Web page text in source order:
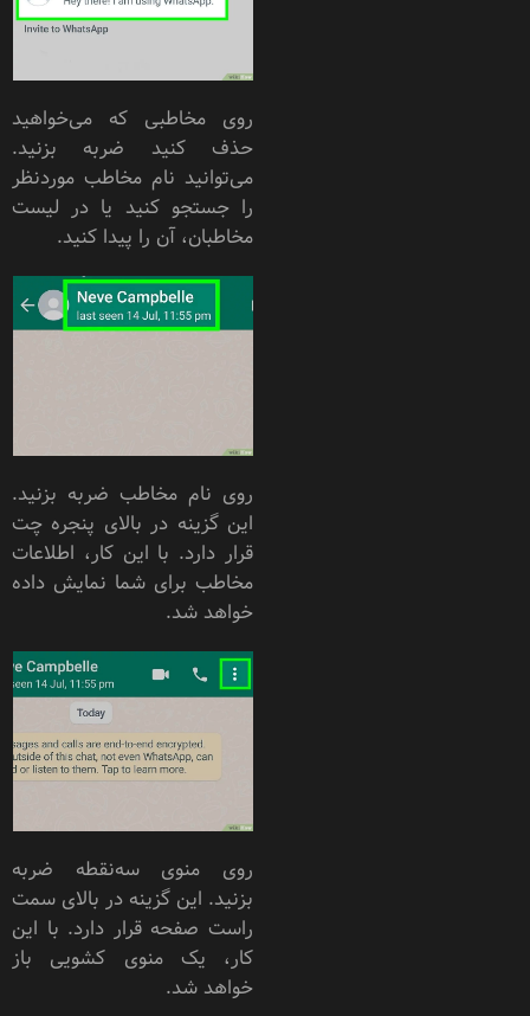
روی مخاطبی که می‌خواهید
حذف کنید ضربه بزنید.
می‌توانید نام مخاطب موردنظر
را جستجو کنید یا در لیست
مخاطبان، آن را پیدا کنید.
روی نام مخاطب ضربه بزنید.
این گزینه در بالای پنجره چت
قرار دارد. با این کار، اطلاعات
مخاطب برای شما نمایش داده
خواهد شد.
روی منوی سه‌نقطه ضربه
بزنید. این گزینه در بالای سمت
راست صفحه قرار دارد. با این
کار، یک منوی کشویی باز
خواهد شد.